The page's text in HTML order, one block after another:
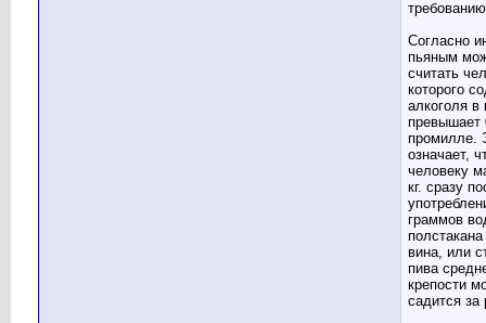
Согласно
пьяным
считать
которого
алкоголя в
превышает
промилле.
означает,
человеку
кг. сразу
граммов
полстакана
вина, или
пива
крепости
садится за